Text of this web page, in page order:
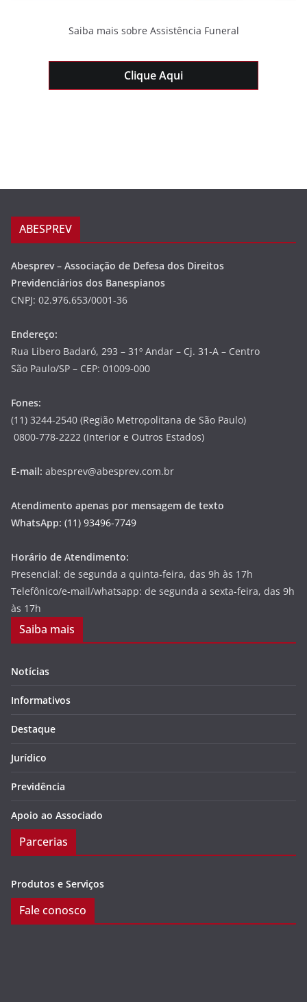
Saiba mais sobre Assistência Funeral
Clique Aqui
ABESPREV
Abesprev – Associação de Defesa dos Direitos
Previdenciários dos Banespianos
CNPJ: 02.976.653/0001-36
Endereço:
Rua Libero Badaró, 293 – 31º Andar – Cj. 31-A – Centro
São Paulo/SP – CEP: 01009-000
Fones:
(11) 3244-2540 (Região Metropolitana de São Paulo)
0800-778-2222 (Interior e Outros Estados)
E-mail: abesprev@abesprev.com.br
Atendimento apenas por mensagem de texto
WhatsApp: (11) 93496-7749
Horário de Atendimento:
Presencial: de segunda a quinta-feira, das 9h às 17h
Telefônico/e-mail/whatsapp: de segunda a sexta-feira, das 9h
às 17h
Saiba mais
Notícias
Informativos
Destaque
Jurídico
Previdência
Apoio ao Associado
Parcerias
Produtos e Serviços
Fale conosco